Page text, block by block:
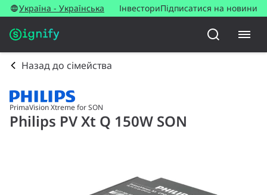
Україна - Українська ІнвесториПідписатися на новини
Назад до сімейства
PrimaVision Xtreme for SON
Philips PV Xt Q 150W SON